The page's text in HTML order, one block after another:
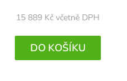
15 889 Kč včetně DPH
DO KOŠÍKU